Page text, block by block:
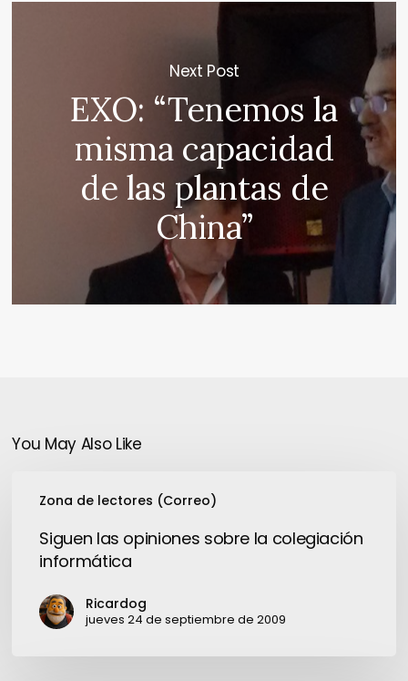
Next Post
EXO: “Tenemos la
misma capacidad
de las plantas de
China”
You May Also Like
Zona de lectores (Correo)
sobre
colegiación
informática
Siguen las opiniones sobre la colegiación
informática
Ricardog
jueves 24 de septiembre de 2009